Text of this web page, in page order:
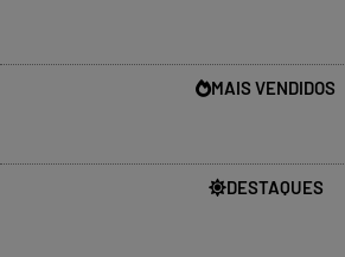
MAIS VENDIDOS
DESTAQUES